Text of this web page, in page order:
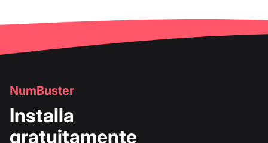
NumBuster
Installa
gratuitamente